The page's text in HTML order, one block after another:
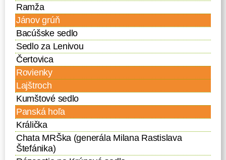
Ramža
Jánov grúň
Bacúšske sedlo
Sedlo za Lenivou
Čertovica
Rovienky
Lajštroch
Kumštové sedlo
Panská hoľa
Králička
Chata MRŠka (generála Milana Rastislava
Štefánika)